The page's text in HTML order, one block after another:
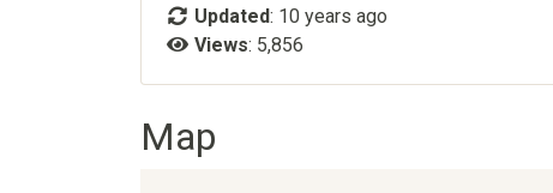
Updated: 10 years ago
Views: 5,856
Map